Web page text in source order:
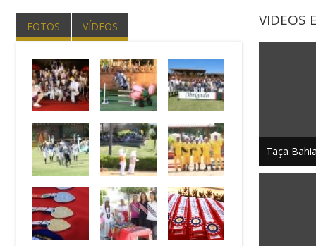
FOTOS VÍDEOS VIDEOS
Taça